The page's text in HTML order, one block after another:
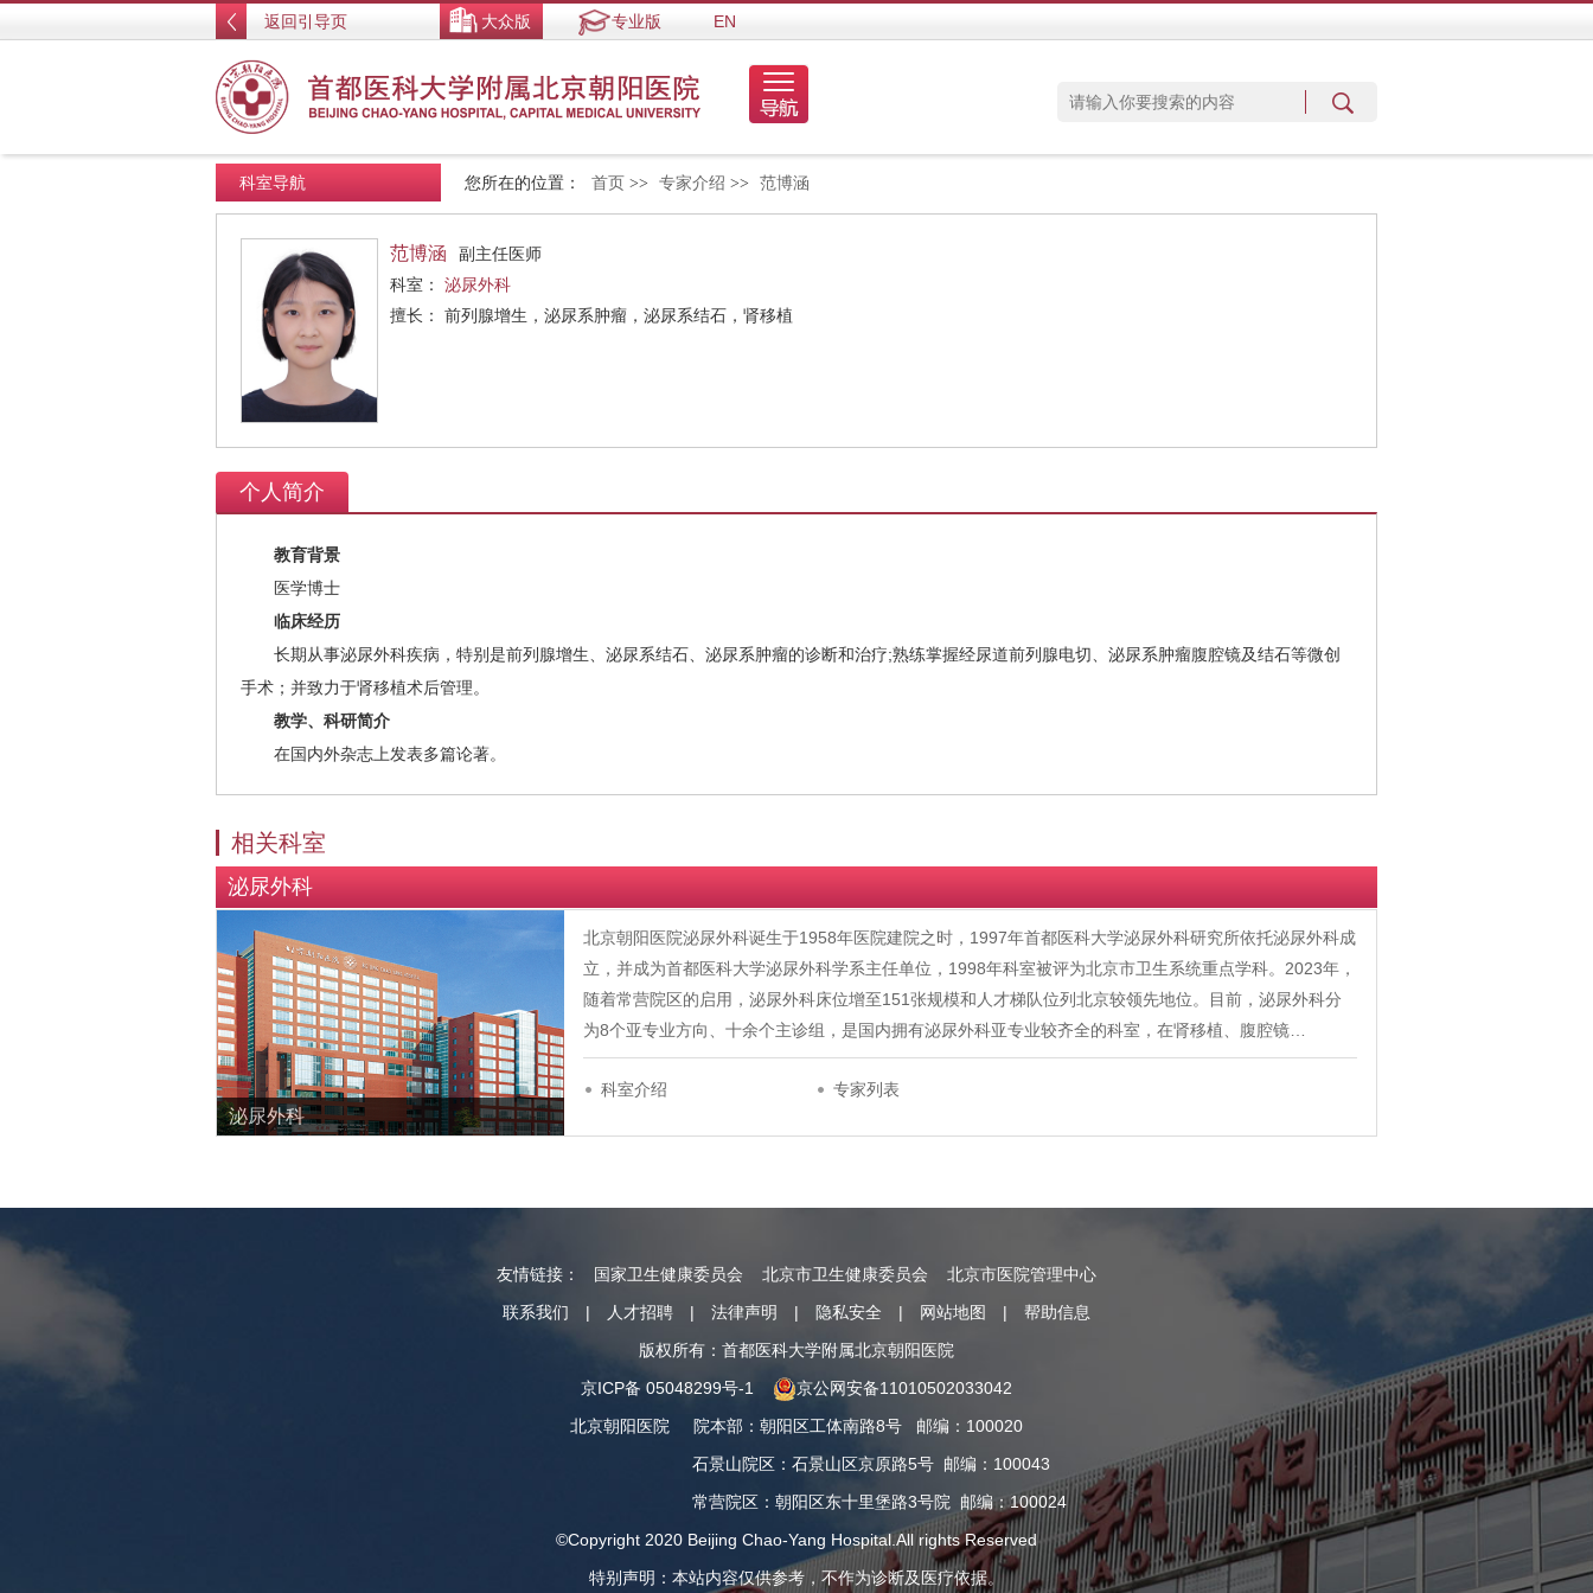
返回引导页 大众版 专业版 EN
您所在的位置： 首页 >> 专家介绍 >> 范博涵
科室导航
范博涵
副主任医师
科室： 泌尿外科
擅长： 前列腺增生，泌尿系肿瘤，泌尿系结石，肾移植
个人简介
教育背景
医学博士
临床经历
长期从事泌尿外科疾病，特别是前列腺增生、泌尿系结石、泌尿系肿瘤的诊断和治疗;熟练掌握经尿道前列腺电切、泌尿系肿瘤腹腔镜及结石等微创
手术；并致力于肾移植术后管理。
教学、科研简介
在国内外杂志上发表多篇论著。
相关科室
泌尿外科
泌尿外科
北京朝阳医院泌尿外科诞生于1958年医院建院之时，1997年首都医科大学泌尿外科研究所依托泌尿外科成
立，并成为首都医科大学泌尿外科学系主任单位，1998年科室被评为北京市卫生系统重点学科。2023年，
随着常营院区的启用，泌尿外科床位增至151张规模和人才梯队位列北京较领先地位。目前，泌尿外科分
为8个亚专业方向、十余个主诊组，是国内拥有泌尿外科亚专业较齐全的科室，在肾移植、腹腔镜…
科室介绍 专家列表
友情链接： 国家卫生健康委员会 北京市卫生健康委员会
北京市医院管理中心
联系我们
| 人才招聘 | 法律声明 | 隐私安全 | 网站地图 |
帮助信息
版权所有：首都医科大学附属北京朝阳医院
京ICP备 05048299号-1
京公网安备11010502033042
北京朝阳医院
院本部 ： 朝阳区工体南路8号 邮编：100020
石景山院区 ： 石景山区京原路5号 邮编：100043
常营院区 ： 朝阳区东十里堡路3号院 邮编：100024
©Copyright 2020 Beijing Chao-Yang Hospital.All rights Reserved
特别声明：本站内容仅供参考，不作为诊断及医疗依据。